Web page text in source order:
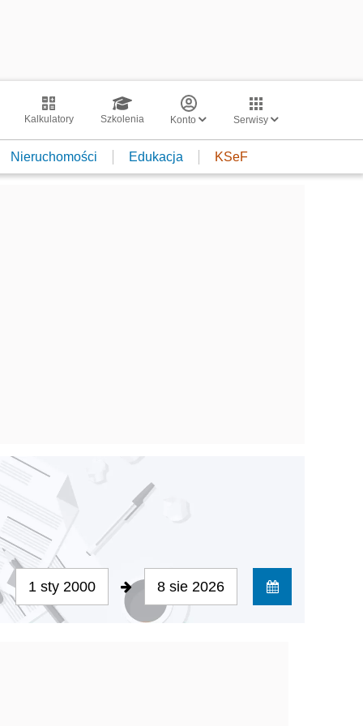
Kalkulatory Szkolenia Konto Serwisy
Nieruchomości Edukacja KSeF
1 sty 2000 8 sie 2026